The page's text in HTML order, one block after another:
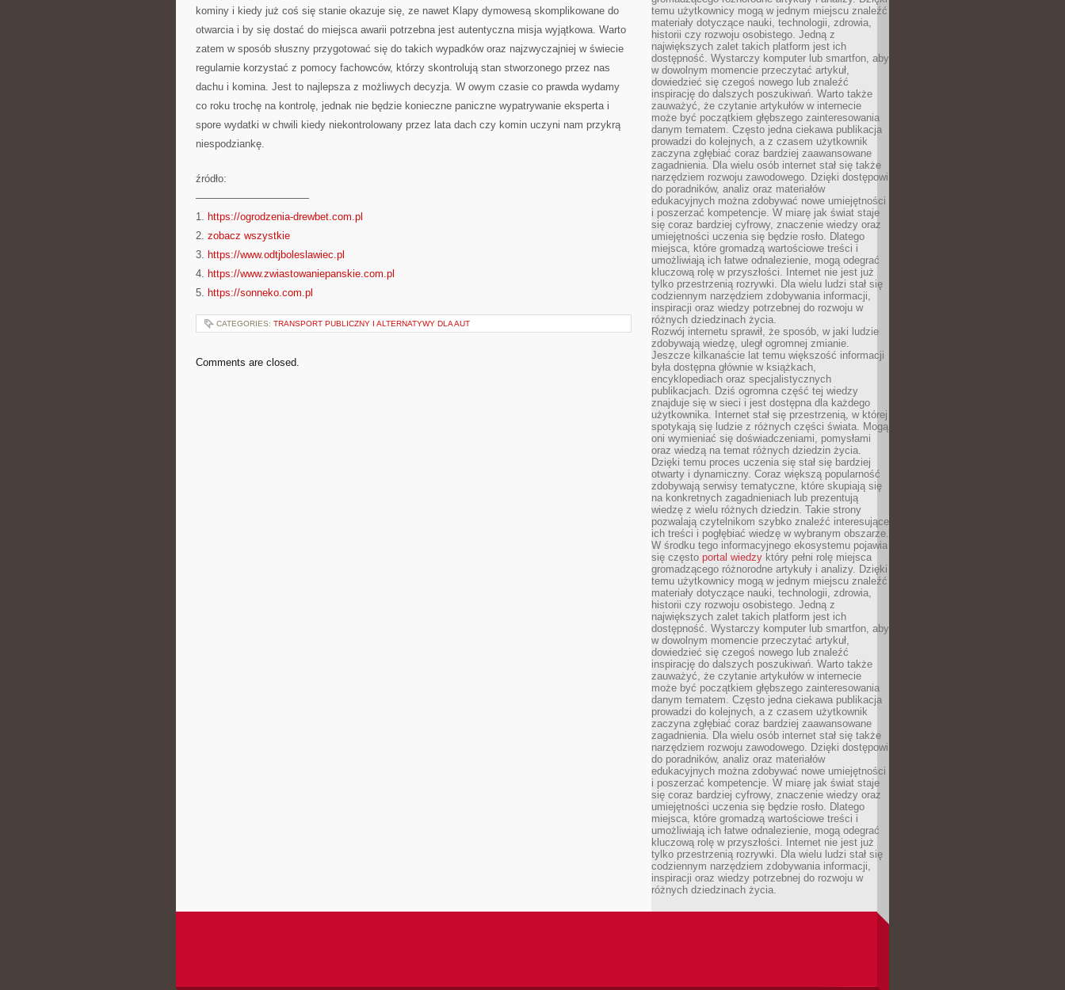
kominy i kiedy już coś się stanie okazuje się, ze nawet Klapy dymowesą skomplikowane do
otwarcia i by się dostać do miejsca awarii potrzebna jest autentyczna misja wyjątkowa. Warto
zatem w sposób słuszny przygotować się do takich wypadków oraz najzwyczajniej w świecie
regularnie korzystać z pomocy fachowców, którzy skontrolują stan stworzonego przez nas
dachu i komina. Jest to najlepsza z możliwych decyzja. W owym czasie co prawda wydamy
co roku trochę na kontrolę, jednak nie będzie konieczne paniczne wypatrywanie eksperta i
spore wydatki w chwili kiedy niekontrolowany przez lata dach czy komin uczyni nam przykrą
niespodziankę.
źródło:
———————————
1. https://ogrodzenia-drewbet.com.pl
2. zobacz wszystkie
3. https://www.odtjboleslawiec.pl
4. https://www.zwiastowaniepanskie.com.pl
5. https://sonneko.com.pl
CATEGORIES: TRANSPORT PUBLICZNY I ALTERNATYWY DLA AUT
Comments are closed.
temu użytkownicy mogą w jednym miejscu znaleźć
materiały dotyczące nauki, technologii, zdrowia,
historii czy rozwoju osobistego. Jedną z
największych zalet takich platform jest ich
dostępność. Wystarczy komputer lub smartfon, aby
w dowolnym momencie przeczytać artykuł,
dowiedzieć się czegoś nowego lub znaleźć
inspirację do dalszych poszukiwań. Warto także
zauważyć, że czytanie artykułów w internecie
może być początkiem głębszego zainteresowania
danym tematem. Często jedna ciekawa publikacja
prowadzi do kolejnych, a z czasem użytkownik
zaczyna zgłębiać coraz bardziej zaawansowane
zagadnienia. Dla wielu osób internet stał się także
narzędziem rozwoju zawodowego. Dzięki dostępowi
do poradników, analiz oraz materiałów
edukacyjnych można zdobywać nowe umiejętności
i poszerzać kompetencje. W miarę jak świat staje
się coraz bardziej cyfrowy, znaczenie wiedzy oraz
umiejętności uczenia się będzie rosło. Dlatego
miejsca, które gromadzą wartościowe treści i
umożliwiają ich łatwe odnalezienie, mogą odegrać
kluczową rolę w przyszłości. Internet nie jest już
tylko przestrzenią rozrywki. Dla wielu ludzi stał się
codziennym narzędziem zdobywania informacji,
inspiracji oraz wiedzy potrzebnej do rozwoju w
różnych dziedzinach życia.
Rozwój internetu sprawił, że sposób, w jaki ludzie
zdobywają wiedzę, uległ ogromnej zmianie.
Jeszcze kilkanaście lat temu większość informacji
była dostępna głównie w książkach,
encyklopediach oraz specjalistycznych
publikacjach. Dziś ogromna część tej wiedzy
znajduje się w sieci i jest dostępna dla każdego
użytkownika. Internet stał się przestrzenią, w której
spotykają się ludzie z różnych części świata. Mogą
oni wymieniać się doświadczeniami, pomysłami
oraz wiedzą na temat różnych dziedzin życia.
Dzięki temu proces uczenia się stał się bardziej
otwarty i dynamiczny. Coraz większą popularność
zdobywają serwisy tematyczne, które skupiają się
na konkretnych zagadnieniach lub prezentują
wiedzę z wielu różnych dziedzin. Takie strony
pozwalają czytelnikom szybko znaleźć interesujące
ich treści i pogłębiać wiedzę w wybranym obszarze.
W środku tego informacyjnego ekosystemu pojawia
się często portal wiedzy który pełni rolę miejsca
gromadzącego różnorodne artykuły i analizy. Dzięki
temu użytkownicy mogą w jednym miejscu znaleźć
materiały dotyczące nauki, technologii, zdrowia,
historii czy rozwoju osobistego. Jedną z
największych zalet takich platform jest ich
dostępność. Wystarczy komputer lub smartfon, aby
w dowolnym momencie przeczytać artykuł,
dowiedzieć się czegoś nowego lub znaleźć
inspirację do dalszych poszukiwań. Warto także
zauważyć, że czytanie artykułów w internecie
może być początkiem głębszego zainteresowania
danym tematem. Często jedna ciekawa publikacja
prowadzi do kolejnych, a z czasem użytkownik
zaczyna zgłębiać coraz bardziej zaawansowane
zagadnienia. Dla wielu osób internet stał się także
narzędziem rozwoju zawodowego. Dzięki dostępowi
do poradników, analiz oraz materiałów
edukacyjnych można zdobywać nowe umiejętności
i poszerzać kompetencje. W miarę jak świat staje
się coraz bardziej cyfrowy, znaczenie wiedzy oraz
umiejętności uczenia się będzie rosło. Dlatego
miejsca, które gromadzą wartościowe treści i
umożliwiają ich łatwe odnalezienie, mogą odegrać
kluczową rolę w przyszłości. Internet nie jest już
tylko przestrzenią rozrywki. Dla wielu ludzi stał się
codziennym narzędziem zdobywania informacji,
inspiracji oraz wiedzy potrzebnej do rozwoju w
różnych dziedzinach życia.